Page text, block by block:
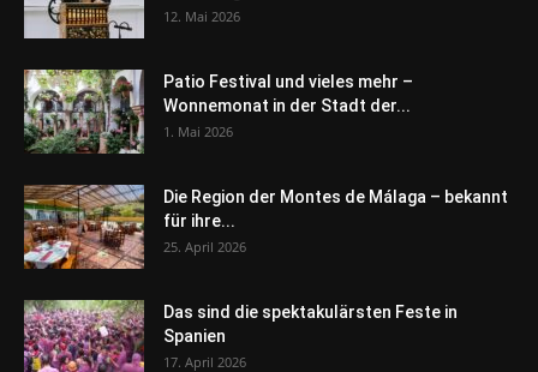
12. Mai 2026
Patio Festival und vieles mehr –
Wonnemonat in der Stadt der...
1. Mai 2026
Die Region der Montes de Málaga – bekannt
für ihre...
25. April 2026
Das sind die spektakulärsten Feste in
Spanien
17. April 2026